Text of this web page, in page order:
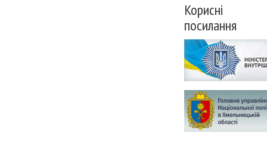
Корисні
посилання